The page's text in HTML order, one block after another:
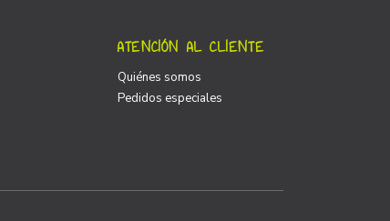
ATENCIÓN AL CLIENTE
Quiénes somos
Pedidos especiales